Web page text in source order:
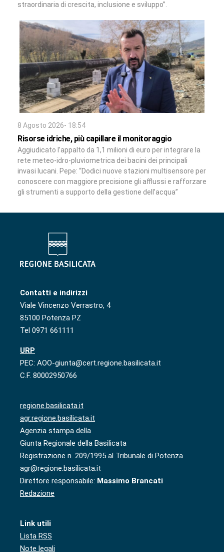
straordinaria di crescita, inclusione e sviluppo”.
8 Agosto 2026- 18:54
Risorse idriche, più capillare il monitoraggio
Aggiudicato l’appalto da 1,1 milioni di euro per integrare la
rete meteo-idro-pluviometrica dei bacini dei principali
invasi lucani. Pepe: “Dodici nuove stazioni multisensore per
conoscere con maggiore precisione gli afflussi e rafforzare
gli strumenti a supporto della gestione dell’acqua”
Contatti e indirizzi
Viale Vincenzo Verrastro, 4
85100 Potenza PZ
Tel 0971 661111
URP
PEC: AOO-giunta@cert.regione.basilicata.it
C.F. 80002950766
regione.basilicata.it
agr.regione.basilicata.it
Agenzia stampa della
Giunta Regionale della Basilicata
Registrazione n. 209/1995 al Tribunale di Potenza
agr@regione.basilicata.it
Direttore responsabile: Massimo Brancati
Redazione
Link utili
Lista RSS
Note legali